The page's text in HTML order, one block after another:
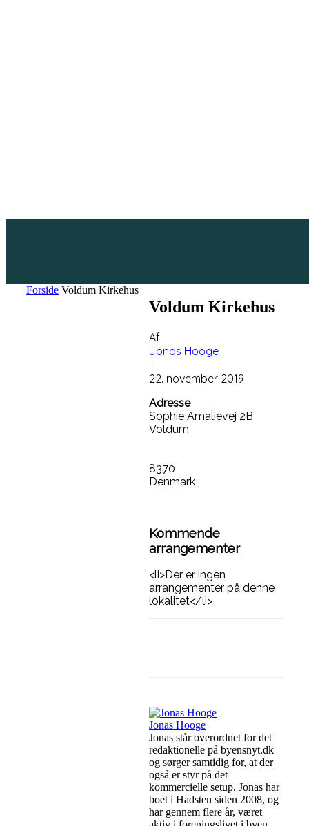
Forside Voldum Kirkehus
Voldum Kirkehus
Af
Jonas Hooge
-
22. november 2019
Adresse
Sophie Amalievej 2B
Voldum
8370
Denmark
Kommende
arrangementer
<li>Der er ingen
arrangementer på denne
lokalitet</li>
Jonas Hooge
Jonas står overordnet for det
redaktionelle på byensnyt.dk
og sørger samtidig for, at der
også er styr på det
kommercielle setup. Jonas har
boet i Hadsten siden 2008, og
har gennem flere år, været